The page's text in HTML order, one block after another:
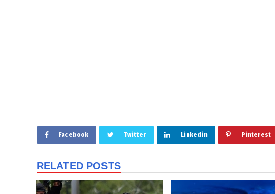
Facebook Twitter Linkedin Pinterest
RELATED POSTS